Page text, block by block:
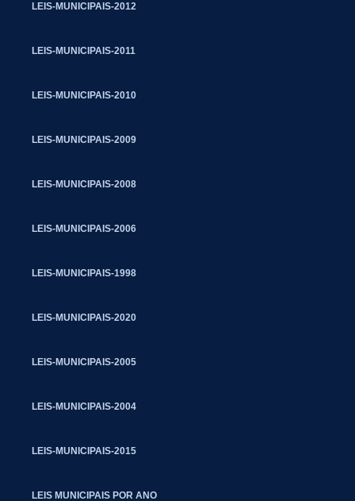
LEIS-MUNICIPAIS-2012
LEIS-MUNICIPAIS-2011
LEIS-MUNICIPAIS-2010
LEIS-MUNICIPAIS-2009
LEIS-MUNICIPAIS-2008
LEIS-MUNICIPAIS-2006
LEIS-MUNICIPAIS-1998
LEIS-MUNICIPAIS-2020
LEIS-MUNICIPAIS-2005
LEIS-MUNICIPAIS-2004
LEIS-MUNICIPAIS-2015
LEIS MUNICIPAIS POR ANO